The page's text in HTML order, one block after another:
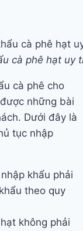
cà phê hạt uy
cà phê cho
những bài
Dưới đây là
tục nhập
khẩu phải
theo quy
không phải